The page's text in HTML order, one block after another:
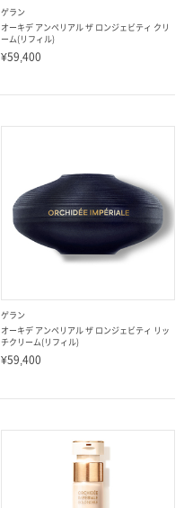
ゲラン
オーキデ アンペリアル ザ ロンジェビティ クリ
ーム(リフィル)
¥59,400
ゲラン
オーキデ アンペリアル ザ ロンジェビティ リッ
チクリーム(リフィル)
¥59,400